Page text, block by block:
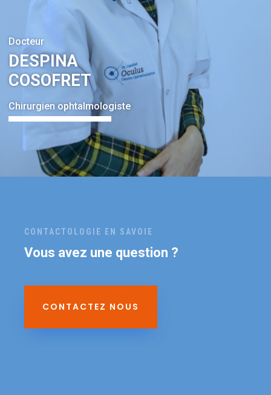
Docteur
DESPINA
COSOFRET
Chirurgien ophtalmologiste
CONTACTOLOGIE EN SAVOIE
Vous avez une question ?
CONTACTEZ NOUS